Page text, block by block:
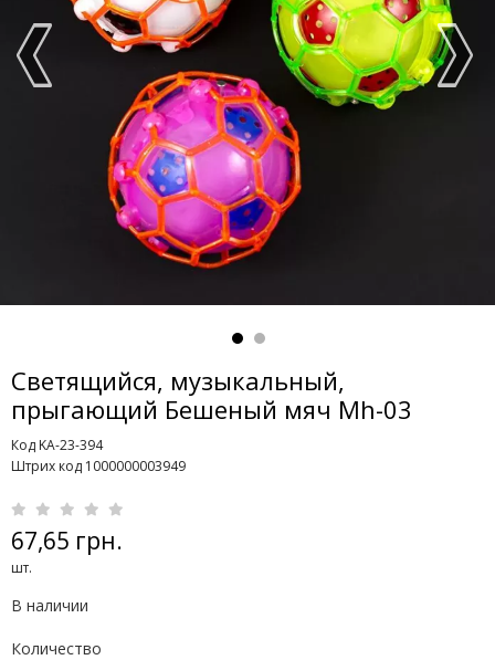
Светящийся, музыкальный,
прыгающий Бешеный мяч Mh-03
Код KA-23-394
Штрих код 1000000003949
67,65 грн.
шт.
В наличии
Количество